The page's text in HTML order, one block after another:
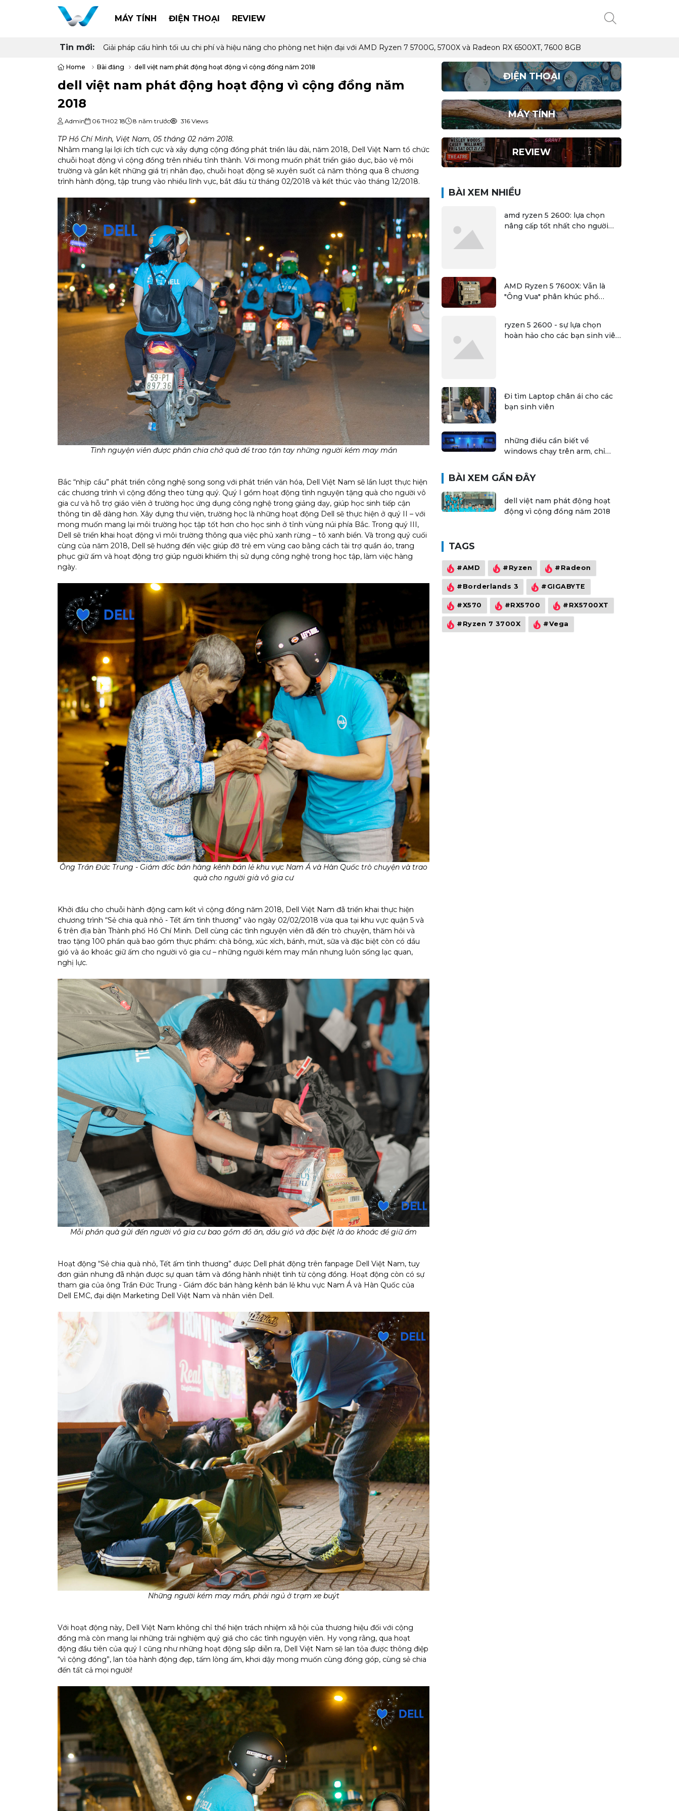
MÁY TÍNH ĐIỆN THOẠI REVIEW
Tin mới: Giải pháp cấu hình tối ưu chi phí và hiệu năng cho phòng net hiện đại với AMD Ryzen 7 5700G, 5700X và Radeon RX 6500XT, 7600 8GB
Home Bài đăng dell việt nam phát động hoạt động vì cộng đồng năm 2018
dell việt nam phát động hoạt động vì cộng đồng năm
2018
Admin 06 TH02 18 8 năm trước 316 Views
TP Hồ Chí Minh, Việt Nam, 05 tháng 02 năm 2018.
Nhằm mang lại lợi ích tích cực và xây dựng cộng đồng phát triển lâu dài, năm 2018, Dell Việt Nam tổ chức
chuỗi hoạt động vì cộng đồng trên nhiều tỉnh thành. Với mong muốn phát triển giáo dục, bảo vệ môi
trường và gắn kết những giá trị nhân đạọ, chuỗi hoạt động sẽ xuyên suốt cả năm thông qua 8 chương
trình hành động, tập trung vào nhiều lĩnh vực, bắt đầu từ tháng 02/2018 và kết thúc vào tháng 12/2018.
Tình nguyện viên được phân chia chở quà để trao tận tay những người kém may mắn
Bắc “nhịp cầu” phát triển công nghệ song song với phát triển văn hóa, Dell Việt Nam sẽ lần lượt thực hiện
các chương trình vì cộng đồng theo từng quý. Quý I gồm hoạt động tình nguyện tặng quà cho người vô
gia cư và hỗ trợ giáo viên ở trường học ứng dụng công nghệ trong giảng dạy, giúp học sinh tiếp cận
thông tin dễ dàng hơn. Xây dựng thư viện, trường học là những hoạt động Dell sẽ thực hiện ở quý II – với
mong muốn mang lại môi trường học tập tốt hơn cho học sinh ở tỉnh vùng núi phía Bắc. Trong quý III,
Dell sẽ triển khai hoạt động vì môi trường thông qua việc phủ xanh rừng – tô xanh biển. Và trong quý cuối
cùng của năm 2018, Dell sẽ hướng đến việc giúp đỡ trẻ em vùng cao bằng cách tài trợ quần áo, trang
phục giữ ấm và hoạt động trợ giúp người khiếm thị sử dụng công nghệ trong học tập, làm việc hàng
ngày.
Ông Trần Đức Trung - Giám đốc bán hàng kênh bán lẻ khu vực Nam Á và Hàn Quốc trò chuyện và trao
quà cho người già vô gia cư
Khởi đầu cho chuỗi hành động cam kết vì cộng đồng năm 2018, Dell Việt Nam đã triển khai thực hiện
chương trình “Sẻ chia quà nhỏ - Tết ấm tình thương” vào ngày 02/02/2018 vừa qua tại khu vực quận 5 và
6 trên địa bàn Thành phố Hồ Chí Minh. Dell cùng các tình nguyện viên đã đến trò chuyện, thăm hỏi và
trao tặng 100 phần quà bao gồm thực phẩm: chà bông, xúc xích, bánh, mứt, sữa và đặc biệt còn có dầu
gió và áo khoác giữ ấm cho người vô gia cư – những người kém may mắn nhưng luôn sống lạc quan,
nghị lực.
Mỗi phần quà gửi đến người vô gia cư bao gồm đồ ăn, dầu gió và đặc biệt là áo khoác để giữ ấm
Hoạt động “Sẻ chia quà nhỏ, Tết ấm tình thương” được Dell phát động trên fanpage Dell Việt Nam, tuy
đơn giản nhưng đã nhận được sự quan tâm và đồng hành nhiệt tình từ cộng đồng. Hoạt động còn có sự
tham gia của ông Trần Đức Trung - Giám đốc bán hàng kênh bán lẻ khu vực Nam Á và Hàn Quốc của
Dell EMC, đại diện Marketing Dell Việt Nam và nhân viên Dell.
Những người kém may mắn, phải ngủ ở trạm xe buýt
Với hoạt động này, Dell Việt Nam không chỉ thể hiện trách nhiệm xã hội của thương hiệu đối với cộng
đồng mà còn mang lại những trải nghiệm quý giá cho các tình nguyện viên. Hy vọng rằng, qua hoạt
động đầu tiên của quý I cũng như những hoạt động sắp diễn ra, Dell Việt Nam sẽ lan tỏa được thông điệp
“vì cộng đồng”, lan tỏa hành động đẹp, tấm lòng ấm, khơi dậy mong muốn cùng đóng góp, cùng sẻ chia
đến tất cả mọi người!
ĐIỆN THOẠI
MÁY TÍNH
REVIEW
BÀI XEM NHIỀU
amd ryzen 5 2600: lựa chọn
nâng cấp tốt nhất cho người
AMD Ryzen 5 7600X: Vẫn là
"Ông Vua" phân khúc phổ
ryzen 5 2600 - sự lựa chọn
hoàn hảo cho các bạn sinh viên
Đi tìm Laptop chân ái cho các
bạn sinh viên
những điều cần biết về
windows chạy trên arm, chỉ
bit
BÀI XEM GẦN ĐÂY
dell việt nam phát động hoạt
động vì cộng đồng năm 2018
TAGS
#AMD #Ryzen #Radeon
#Borderlands 3 #GIGABYTE
#X570 #RX5700 #RX5700XT
#Ryzen 7 3700X #Vega